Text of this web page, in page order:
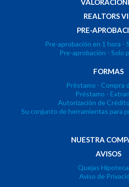
REALTORS
PRE-
Pre-aprobación en 1 hora -
Pre-aprobación - Solo
FORMAS
Préstamo - Compra
Préstamo -
Autorización de
Su conjunto de herramientas para
NUESTRA
AVISOS
Quejas
Aviso de